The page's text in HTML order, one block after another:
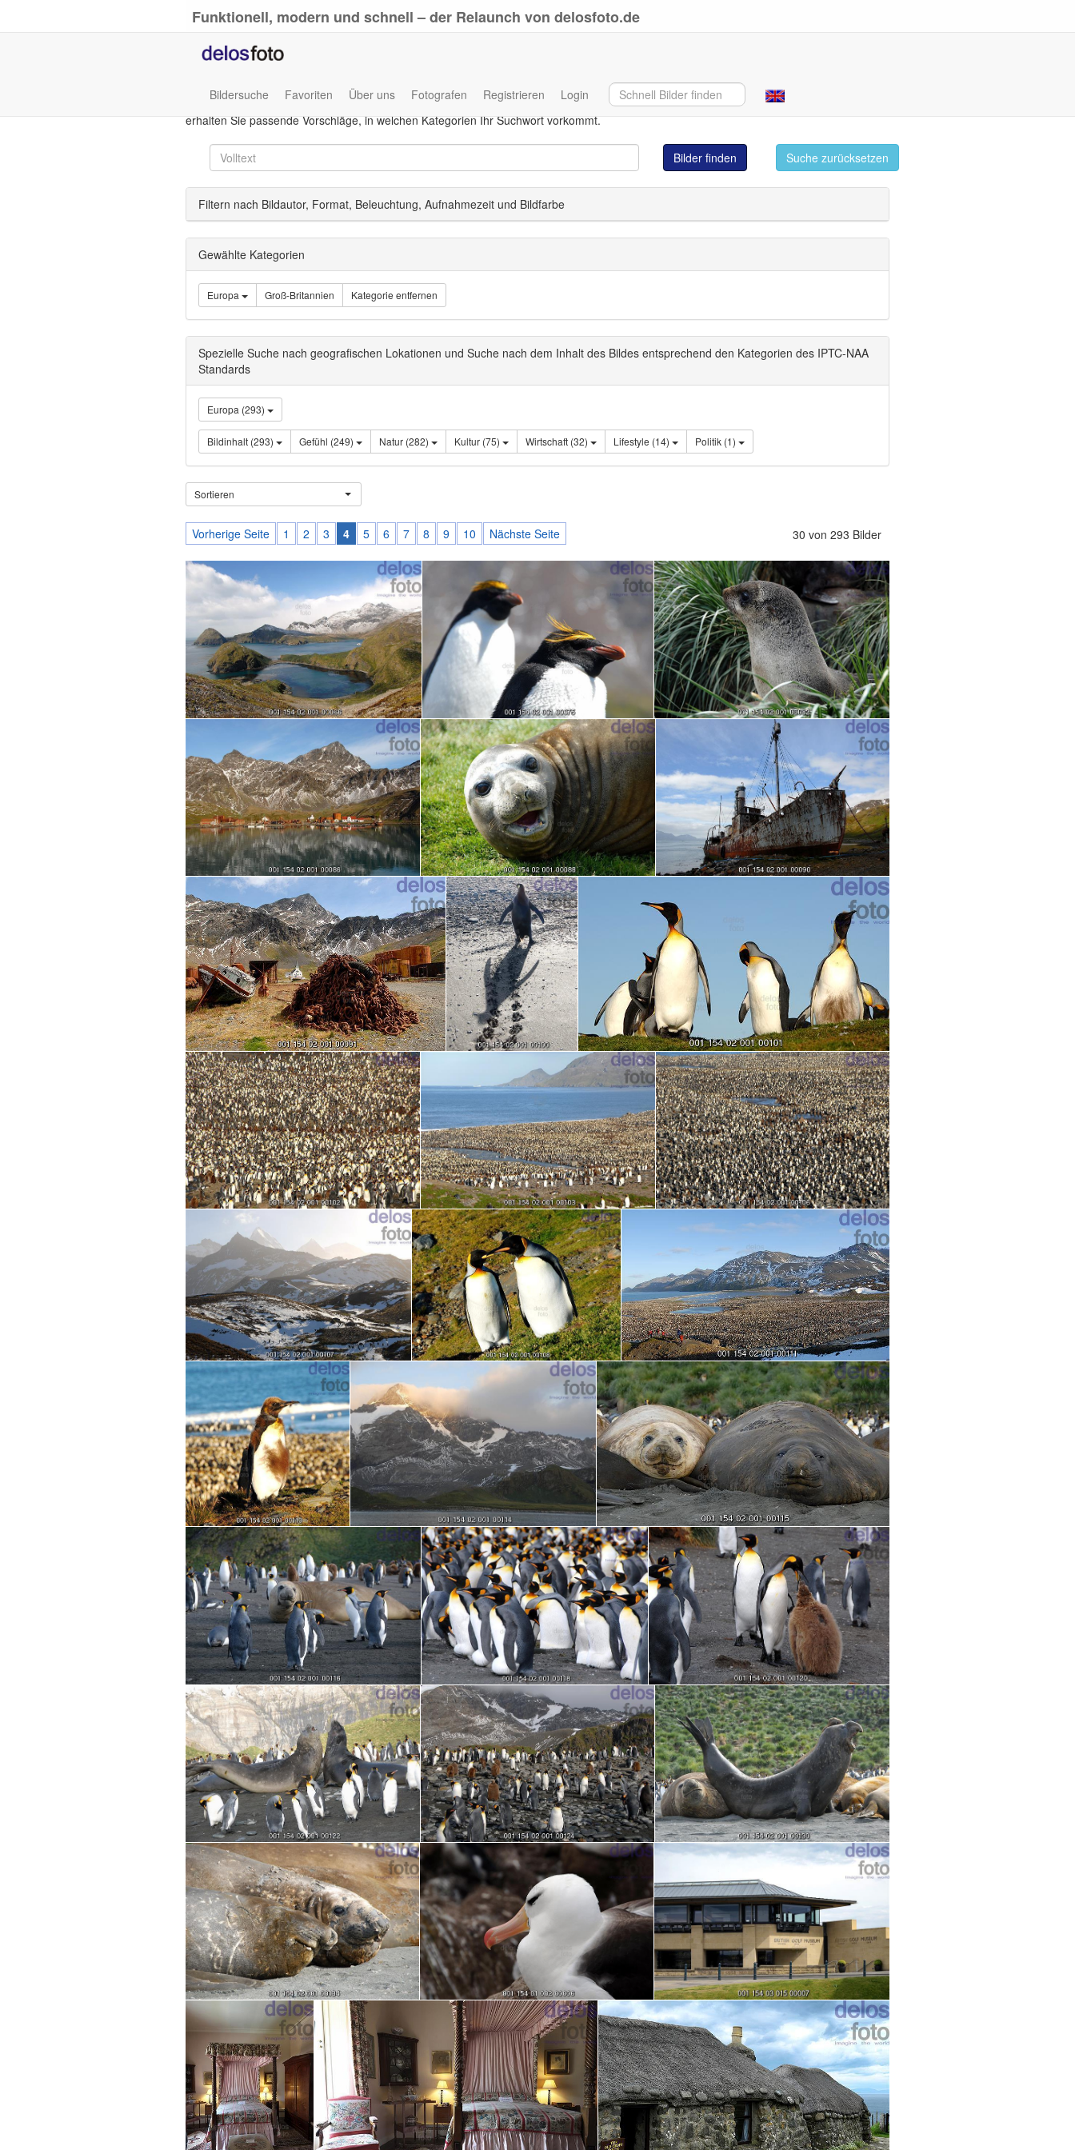
Funktionell, modern und schnell – der Relaunch von delosfoto.de
Bildersuche Favoriten Über uns Fotografen Registrieren Login
Die Volltextsuche sucht nach der Eingabe Ihres Suchwortes in allen Datenbankfeldern. Auch wenn direkt keine Bilder angezeigt werden
erhalten Sie passende Vorschläge, in welchen Kategorien Ihr Suchwort vorkommt.
Bilder finden Suche zurücksetzen
Filtern nach Bildautor, Format, Beleuchtung, Aufnahmezeit und Bildfarbe
Gewählte Kategorien
Europa Groß-Britannien Kategorie entfernen
Spezielle Suche nach geografischen Lokationen und Suche nach dem Inhalt des Bildes entsprechend den Kategorien des IPTC-NAA
Standards
Europa (293)
Bildinhalt (293) Gefühl (249) Natur (282) Kultur (75) Wirtschaft (32) Lifestyle (14) Politik (1)
Sortieren
30 von 293 Bilder
Vorherige Seite 1 2 3 4 5 6 7 8 9 10 Nächste Seite